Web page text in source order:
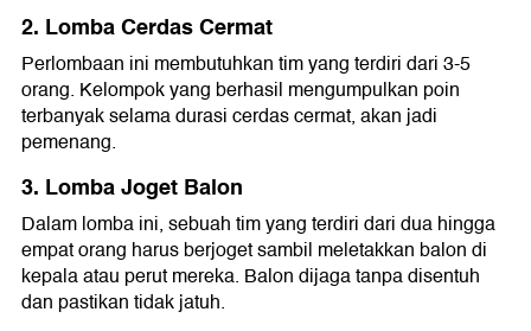
Sumpit
11. Lomba Mencari Pasangan Sepatu Tercepat
12. Lomba Memasukkan Paku ke Dalam Botol
2. Lomba Cerdas Cermat
Perlombaan ini membutuhkan tim yang terdiri dari 3-5
orang. Kelompok yang berhasil mengumpulkan poin
terbanyak selama durasi cerdas cermat, akan jadi
pemenang.
3. Lomba Joget Balon
Dalam lomba ini, sebuah tim yang terdiri dari dua hingga
empat orang harus berjoget sambil meletakkan balon di
kepala atau perut mereka. Balon dijaga tanpa disentuh
dan pastikan tidak jatuh.